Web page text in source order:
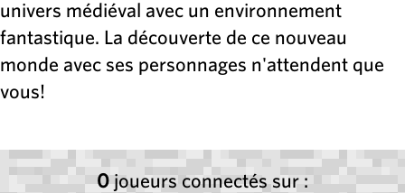
univers médiéval avec un environnement
fantastique. La découverte de ce nouveau
monde avec ses personnages n'attendent que
vous!
0 joueurs connectés sur :